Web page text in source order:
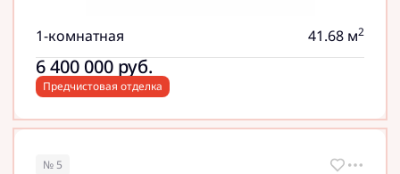
1-комнатная 41.68 м2
6 400 000 руб.
Предчистовая отделка
№ 5